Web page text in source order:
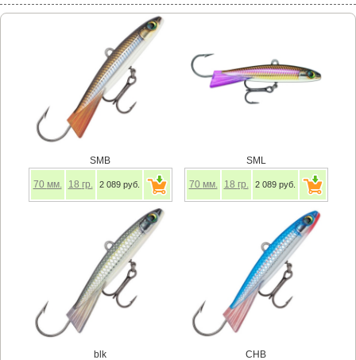
SMB
70 мм. 18 гр. 2 089 руб.
SML
70 мм. 18 гр. 2 089 руб.
blk CHB